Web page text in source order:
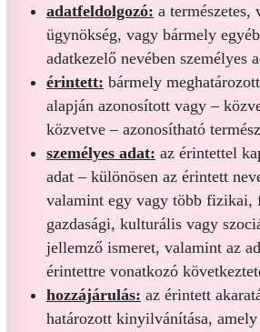
adatfeldolgozó: a természetes,
ügynökség, vagy bármely
adatkezelő nevében személyes
érintett: bármely
alapján azonosított vagy –
közvetve – azonosítható
személyes adat: az érintettel
adat – különösen az érintett
valamint egy vagy több fizikai,
gazdasági, kulturális vagy
jellemző ismeret, valamint az
érintettre vonatkozó
hozzájárulás: az érintett
határozott kinyilvánítása,